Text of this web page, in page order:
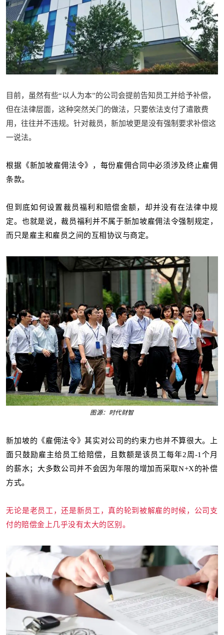
目前，虽然有些“以人为本”的公司会提前告知员工并给予补偿，
但在法律层面，这种突然关门的做法，只要依法支付了遣散费
用，往往并不违规。针对裁员，新加坡更是没有强制要求补偿这
一说法。
根据《新加坡雇佣法令》，每份雇佣合同中必须涉及终止雇佣
条款。
但到底如何设置裁员福利和赔偿金额，却并没有在法律中规
定。 也就是说，裁员福利并不属于新加坡雇佣法令强制规定，
而只是雇主和雇员之间的互相协议与商定。
图源：时代财智
新加坡的《雇佣法令》其实对公司的约束力也并不算很大。上
面 只鼓励雇主给员工给赔偿，且 数额是该员工每年2周-1个月
的薪水；大多数公司并不会因为年限的增加而采取N+X的补偿
方式。
无论是老员工，还是新员工，真的轮到被解雇的时候，公司支
付的赔偿金上几乎没有太大的区别。